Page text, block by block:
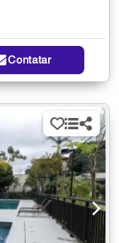
Contatar